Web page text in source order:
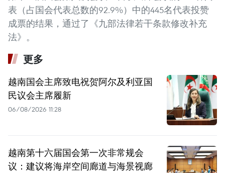
表（占国会代表总数的92.9%）中的445名代表投赞
成票的结果，通过了《九部法律若干条款修改补充
法》。
更多
越南国会主席致电祝贺阿尔及利亚国
民议会主席履新
06/08/2026 11:28
越南第十六届国会第一次非常规会
议：建议将海岸空间廊道与海景视廊